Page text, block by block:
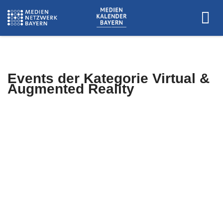
Events der Kategorie Virtual &
Augmented Reality